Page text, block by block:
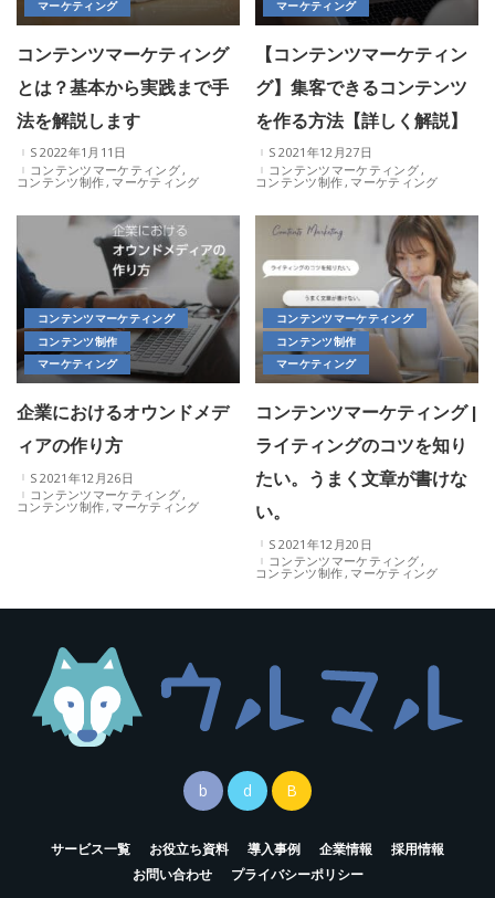
マーケティング
コンテンツマーケティング
とは？基本から実践まで手
法を解説します
2022年1月11日
コンテンツマーケティング
コンテンツ制作 マーケティング
マーケティング
【コンテンツマーケティン
グ】集客できるコンテンツ
を作る方法【詳しく解説】
2021年12月27日
コンテンツマーケティング
コンテンツ制作 マーケティング
コンテンツマーケティング
コンテンツ制作
マーケティング
企業におけるオウンドメデ
ィアの作り方
2021年12月26日
コンテンツマーケティング
コンテンツ制作 マーケティング
コンテンツマーケティング
コンテンツ制作
マーケティング
コンテンツマーケティング |
ライティングのコツを知り
たい。うまく文章が書けな
い。
2021年12月20日
コンテンツマーケティング
コンテンツ制作 マーケティング
サービス一覧 お役立ち資料 導入事例 企業情報
採用情報
お問い合わせ
プライバシーポリシー